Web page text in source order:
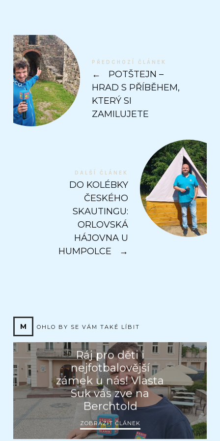
PŘEDCHOZÍ ČLÁNEK
←
POTŠTEJN –
HRAD S PŘÍBĚHEM,
KTERÝ SI
ZAMILUJETE
DALŠÍ ČLÁNEK
DO KOLÉBKY
ČESKÉHO
SKAUTINGU:
ORLOVSKÁ
HÁJOVNA U
HUMPOLCE
→
M OHLO BY SE VÁM TAKÉ LÍBIT
Ráj pro děti i
nejfotbalovější
zámek u nás! Vlasta
Suk vás zve na
Berchtold
ZOBRAZIT ČLÁNEK